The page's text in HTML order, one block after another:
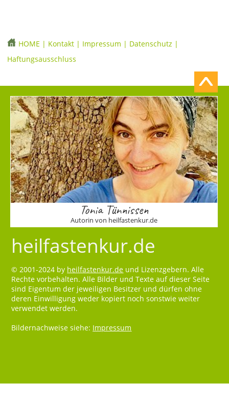
HOME | Kontakt | Impressum | Datenschutz |
Haftungsausschluss
Tonia Tünnissen
Autorin von heilfastenkur.de
heilfastenkur.de
© 2001-2024 by heilfastenkur.de und Lizenzgebern. Alle
Rechte vorbehalten. Alle Bilder und Texte auf dieser Seite
sind Eigentum der jeweiligen Besitzer und dürfen ohne
deren Einwilligung weder kopiert noch sonstwie weiter
verwendet werden.
Bildernachweise siehe: Impressum